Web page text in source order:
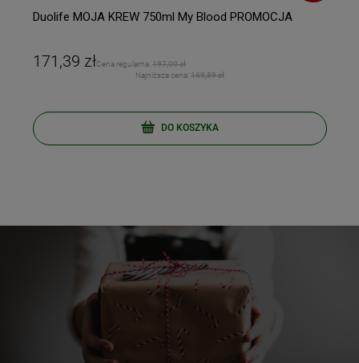
Duolife MOJA KREW 750ml My Blood PROMOCJA
171,39 złCena regularna: 197,00 zł
Najniższa cena: 169,89 zł
DO KOSZYKA